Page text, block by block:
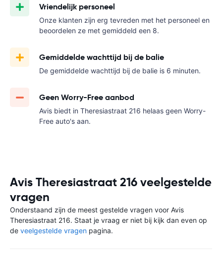
Vriendelijk personeel
Onze klanten zijn erg tevreden met het personeel en
beoordelen ze met gemiddeld een 8.
Gemiddelde wachttijd bij de balie
De gemiddelde wachttijd bij de balie is 6 minuten.
Geen Worry-Free aanbod
Avis biedt in Theresiastraat 216 helaas geen Worry-
Free auto's aan.
Avis Theresiastraat 216 veelgestelde
vragen
Onderstaand zijn de meest gestelde vragen voor Avis
Theresiastraat 216. Staat je vraag er niet bij kijk dan even op
de veelgestelde vragen pagina.